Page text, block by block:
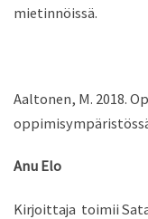
mietinnöissä.
Aaltonen, M. 2018.
Anu Elo
Kirjoittaja toimii